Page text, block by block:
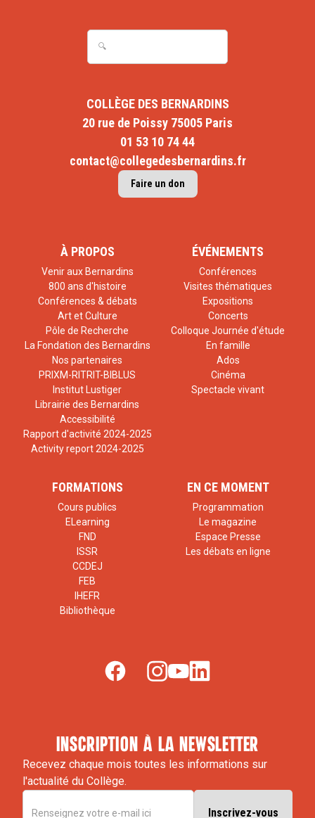
COLLÈGE DES BERNARDINS
20 rue de Poissy 75005 Paris
01 53 10 74 44
contact@collegedesbernardins.fr
Faire un don
À PROPOS
Venir aux Bernardins
800 ans d'histoire
Conférences & débats
Art et Culture
Pôle de Recherche
La Fondation des Bernardins
Nos partenaires
PRIXM-RITRIT-BIBLUS
Institut Lustiger
Librairie des Bernardins
Accessibilité
Rapport d'activité 2024-2025
Activity report 2024-2025
ÉVÉNEMENTS
Conférences
Visites thématiques
Expositions
Concerts
Colloque Journée d'étude
En famille
Ados
Cinéma
Spectacle vivant
FORMATIONS
Cours publics
ELearning
FND
ISSR
CCDEJ
FEB
IHEFR
Bibliothèque
EN CE MOMENT
Programmation
Le magazine
Espace Presse
Les débats en ligne
inscription à la newsletter
Recevez chaque mois toutes les informations sur
l'actualité du Collège.